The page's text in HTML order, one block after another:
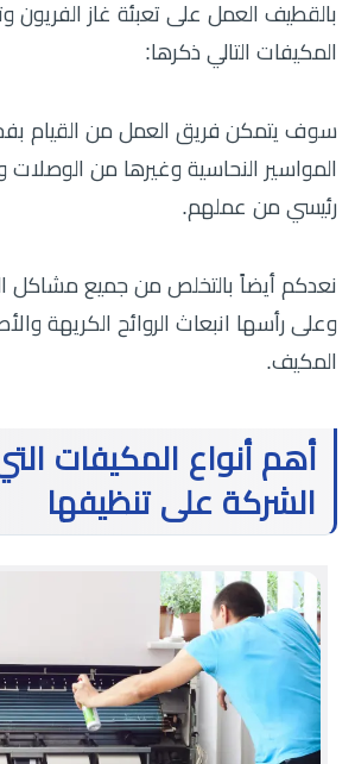
بالقطيف العمل على تعبئة غاز الفريون
المكيفات التالي ذكرها:
سوف يتمكن فريق العمل من القيام
المواسير النحاسية وغيرها من الوصلات
رئيسي من عملهم.
نعدكم أيضاً بالتخلص من جميع مشاكل
وعلى رأسها انبعاث الروائح الكريهة
المكيف.
أهم أنواع المكيفات
الشركة على تنظيفها